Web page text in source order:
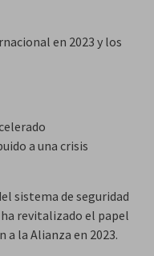
en 2023 y los
a una crisis
sistema de seguridad
revitalizado el papel
a la Alianza en 2023.